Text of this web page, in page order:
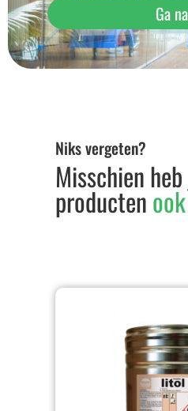
Ga
Niks vergeten?
Misschien
producten